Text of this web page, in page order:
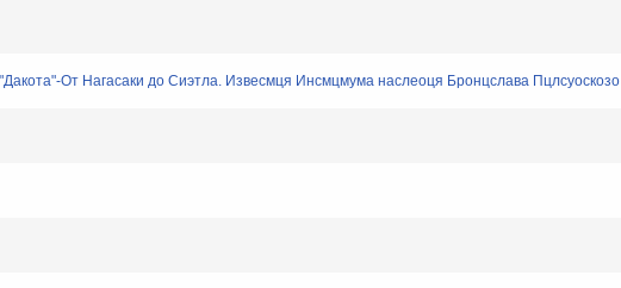
От Нагасаки до Сиэтла. Извесмця Инсмцмума наслеоця Бронцслава Пцлсуоскозо